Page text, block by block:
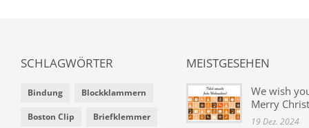
SCHLAGWÖRTER
Bindung Blockklammern
Boston Clip Briefklemmer
MEISTGESEHEN
We wish
Merry
19 Dez. 2024